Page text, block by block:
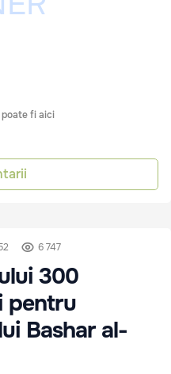
fi aici
6 747
300
pentru
Bashar al-